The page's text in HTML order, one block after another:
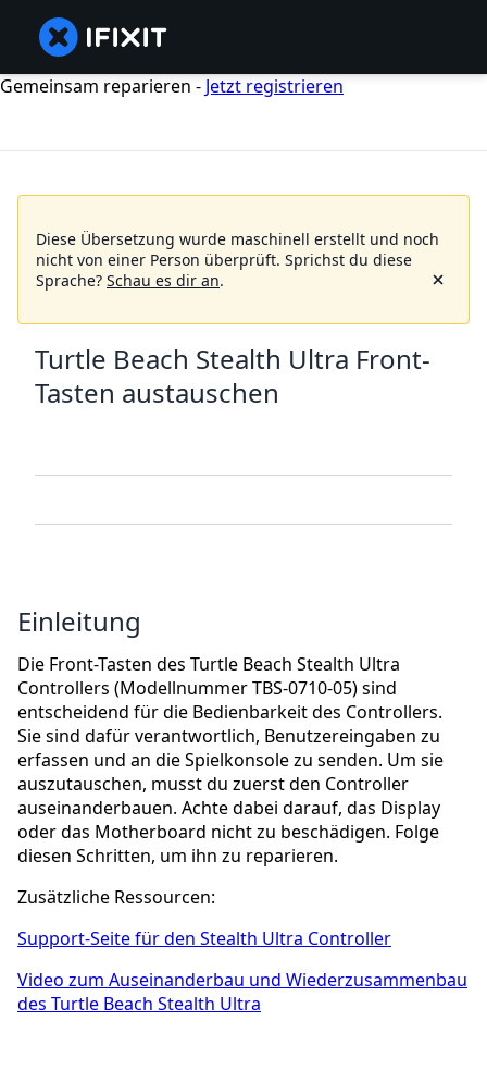
Gemeinsam reparieren - Jetzt registrieren
Diese Übersetzung wurde maschinell erstellt und noch
nicht von einer Person überprüft. Sprichst du diese
Sprache? Schau es dir an.
Turtle Beach Stealth Ultra Front-
Tasten austauschen
Einleitung
Die Front-Tasten des Turtle Beach Stealth Ultra
Controllers (Modellnummer TBS-0710-05) sind
entscheidend für die Bedienbarkeit des Controllers.
Sie sind dafür verantwortlich, Benutzereingaben zu
erfassen und an die Spielkonsole zu senden. Um sie
auszutauschen, musst du zuerst den Controller
auseinanderbauen. Achte dabei darauf, das Display
oder das Motherboard nicht zu beschädigen. Folge
diesen Schritten, um ihn zu reparieren.
Zusätzliche Ressourcen:
Support-Seite für den Stealth Ultra Controller
Video zum Auseinanderbau und Wiederzusammenbau
des Turtle Beach Stealth Ultra